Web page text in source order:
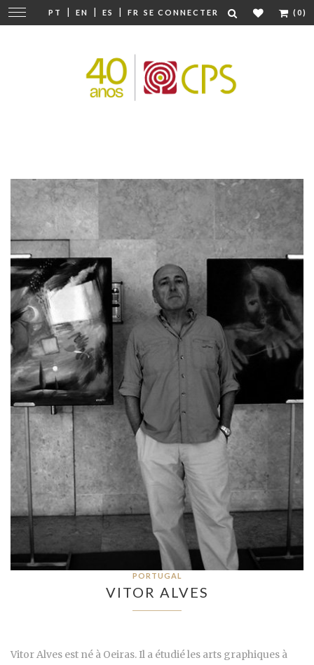
PT | EN | ES | FR SE CONNECTER (0)
Modifier
la
PORTUGAL
VITOR ALVES
Vitor Alves est né à Oeiras. Il a étudié les arts graphiques à